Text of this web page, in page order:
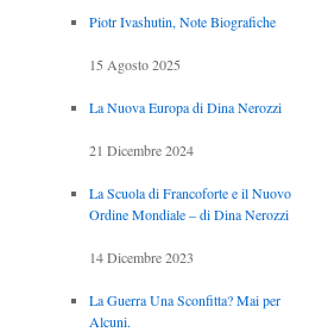
Piotr Ivashutin, Note Biografiche
15 Agosto 2025
La Nuova Europa di Dina Nerozzi
21 Dicembre 2024
La Scuola di Francoforte e il Nuovo
Ordine Mondiale – di Dina Nerozzi
14 Dicembre 2023
La Guerra Una Sconfitta? Mai per
Alcuni.